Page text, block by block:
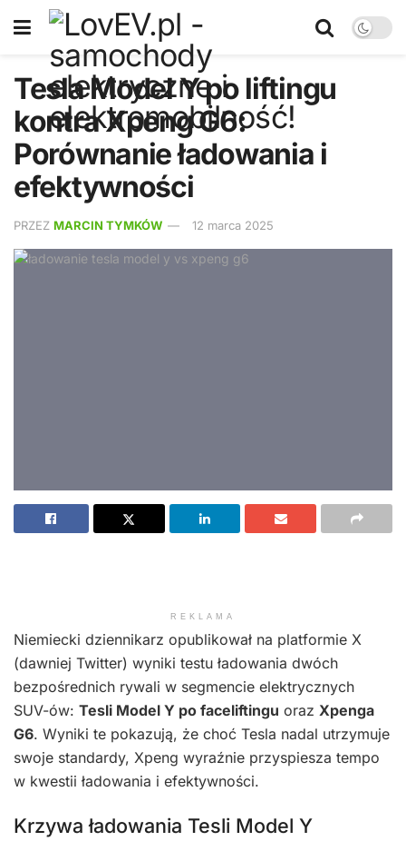
Tesla Model Y po liftingu
kontra Xpeng G6:
Porównanie ładowania i
efektywności
PRZEZ MARCIN TYMKÓW 12 marca 2025
REKLAMA
Niemiecki dziennikarz opublikował na platformie X
(dawniej Twitter) wyniki testu ładowania dwóch
bezpośrednich rywali w segmencie elektrycznych
SUV-ów: Tesli Model Y po faceliftingu oraz Xpenga
G6. Wyniki te pokazują, że choć Tesla nadal utrzymuje
swoje standardy, Xpeng wyraźnie przyspiesza tempo
w kwestii ładowania i efektywności.
Krzywa ładowania Tesli Model Y